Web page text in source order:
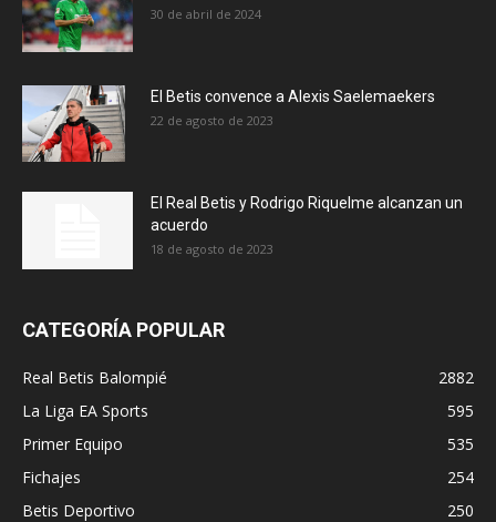
30 de abril de 2024
El Betis convence a Alexis Saelemaekers
22 de agosto de 2023
El Real Betis y Rodrigo Riquelme alcanzan un
acuerdo
18 de agosto de 2023
CATEGORÍA POPULAR
Real Betis Balompié
2882
La Liga EA Sports
595
Primer Equipo
535
Fichajes
254
Betis Deportivo
250